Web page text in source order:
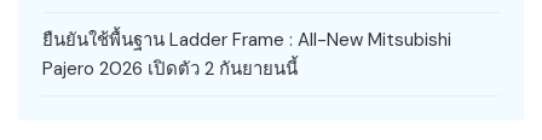
ยืนยันใช้พื้นฐาน Ladder Frame : All-New Mitsubishi
Pajero 2026 เปิดตัว 2 กันยายนนี้